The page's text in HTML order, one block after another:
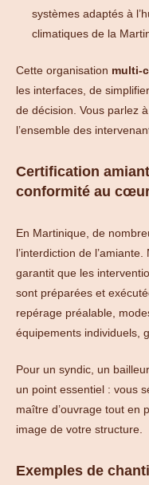
systèmes adaptés à
climatiques de la
Cette organisation multi-
les interfaces, de
de décision. Vous parlez
l’ensemble des
Certification
conformité au
En Martinique, de
l’interdiction de l’amiante.
garantit que les
sont préparées et
repérage préalable,
équipements individuels,
Pour un syndic, un
un point essentiel : vous
maître d’ouvrage tout en
image de votre structure.
Exemples de